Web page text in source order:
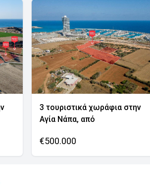
3 τουριστικά χωράφια στην
Αγία Νάπα, από
€500.000